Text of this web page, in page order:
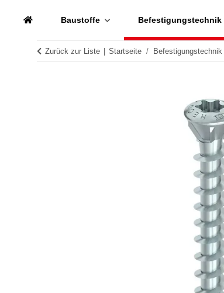
Baustoffe Befestigungstechnik
Zurück zur Liste Startseite Befestigungstechnik